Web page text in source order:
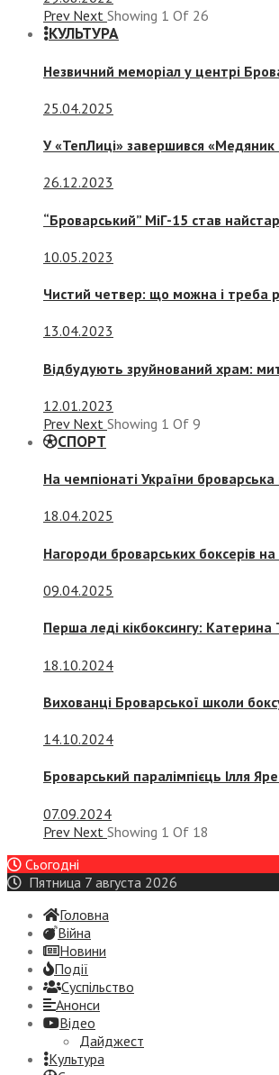
Prev Next Showing 1 Of 26
КУЛЬТУРА
Незвичний меморіал у центрі
25.04.2025
У «ТепЛиці» завершився «Медяник
26.12.2023
“Броварський” МіГ-15 став
10.05.2023
Чистий четвер: що можна і треба
13.04.2023
Відбудують зруйнований храм:
12.01.2023
Prev Next Showing 1 Of 9
СПОРТ
На чемпіонаті України
18.04.2025
Нагороди броварських боксерів на
09.04.2025
Перша леді кікбоксингу:
18.10.2024
Вихованці Броварської школи
14.10.2024
Броварський паралімпієць Ілля
07.09.2024
Prev Next Showing 1 Of 18
Сьогодні
Пятница 7 августа 2026
Головна
Війна
Новини
Події
Суспiльство
Анонси
Відео
Дайджест
Культура